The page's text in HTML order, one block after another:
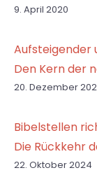
9. April 2020
Aufsteigender
Den Kern der
20. Dezember
Bibelstellen
Die Rückkehr
22. Oktober 2024